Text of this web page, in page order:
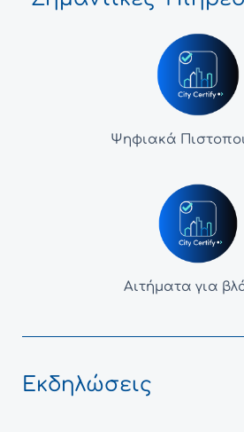
Ψηφιακά
Αιτήματα για
Εκδηλώσεις